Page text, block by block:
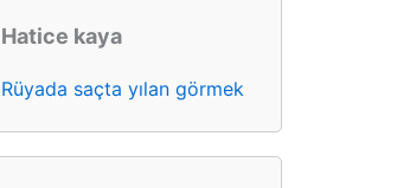
Hatice kaya
Rüyada saçta yılan görmek